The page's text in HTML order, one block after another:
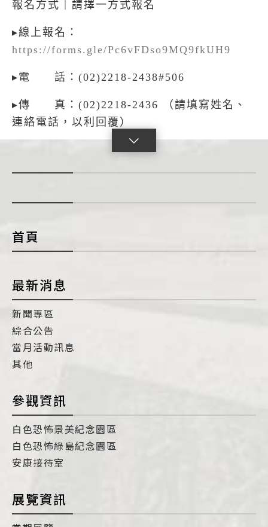
報名方式｜請擇一方式報名
▸線上報名：
https://forms.gle/Pc6vFDso9MQ9fkUH9
▸電 話：(02)2218-2438#506
▸傳 真：(02)2218-2436 （請填寫姓名、
連絡電話，以利回覆）
首頁
最新消息
新聞專區
綜合公告
當月活動訊息
其他
參觀資訊
白色恐怖景美紀念園區
白色恐怖綠島紀念園區
安康接待室
展覽資訊